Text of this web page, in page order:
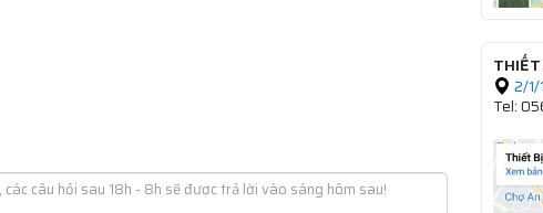
THIẾT
2/1/
Tel: